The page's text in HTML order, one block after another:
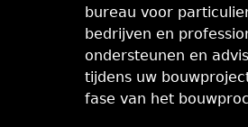
bureau voor
bedrijven en
ondersteunen en
tijdens uw
fase van het